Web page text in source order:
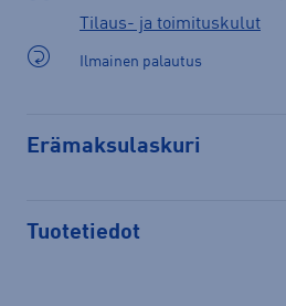
Tilaus- ja toimituskulut
Ilmainen palautus
Erämaksulaskuri
Tuotetiedot